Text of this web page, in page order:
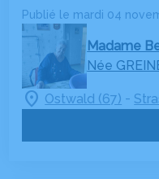
Publié le mardi 04
Madame
Née
Ostwald (67) -